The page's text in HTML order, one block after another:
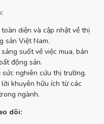
diện và cập nhật về thị
sản Việt Nam.
suốt về việc mua, bán
động sản.
nghiên cứu thị trường.
khuyên hữu ích từ các
ngành.
dõi: